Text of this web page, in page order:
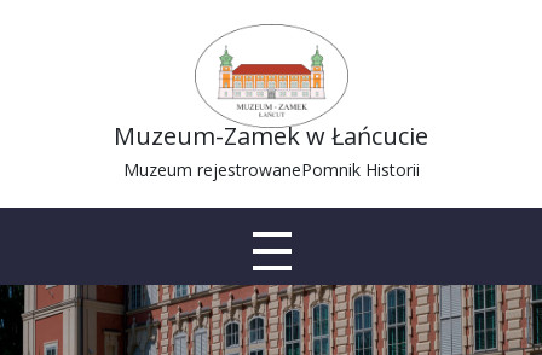
Muzeum-Zamek w Łańcucie
Muzeum rejestrowanePomnik Historii